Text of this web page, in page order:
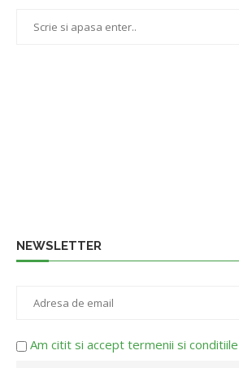
NEWSLETTER
Am citit si accept termenii si conditiile